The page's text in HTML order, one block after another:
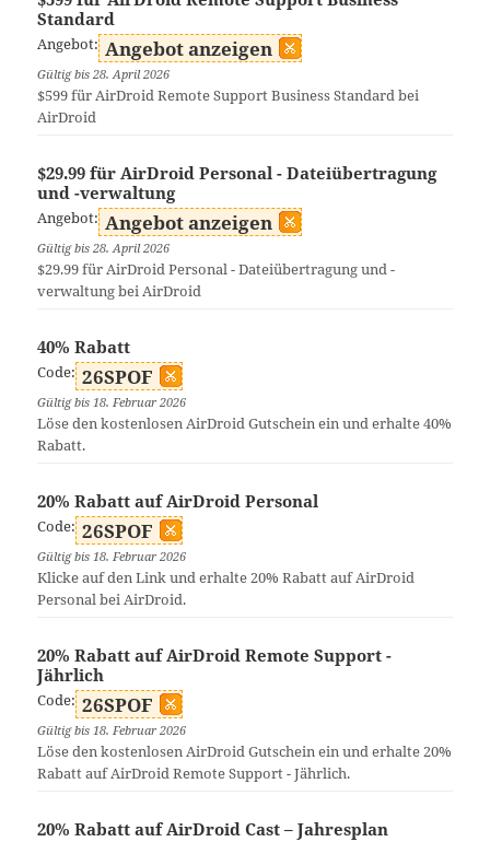
Standard
Angebot: Angebot anzeigen
Gültig bis 28. April 2026
$599 für AirDroid Remote Support Business Standard bei
AirDroid
$29.99 für AirDroid Personal - Dateiübertragung
und -verwaltung
Angebot: Angebot anzeigen
Gültig bis 28. April 2026
$29.99 für AirDroid Personal - Dateiübertragung und -
verwaltung bei AirDroid
40% Rabatt
Code: 26SPOF
Gültig bis 18. Februar 2026
Löse den kostenlosen AirDroid Gutschein ein und erhalte 40%
Rabatt.
20% Rabatt auf AirDroid Personal
Code: 26SPOF
Gültig bis 18. Februar 2026
Klicke auf den Link und erhalte 20% Rabatt auf AirDroid
Personal bei AirDroid.
20% Rabatt auf AirDroid Remote Support -
Jährlich
Code: 26SPOF
Gültig bis 18. Februar 2026
Löse den kostenlosen AirDroid Gutschein ein und erhalte 20%
Rabatt auf AirDroid Remote Support - Jährlich.
20% Rabatt auf AirDroid Cast – Jahresplan